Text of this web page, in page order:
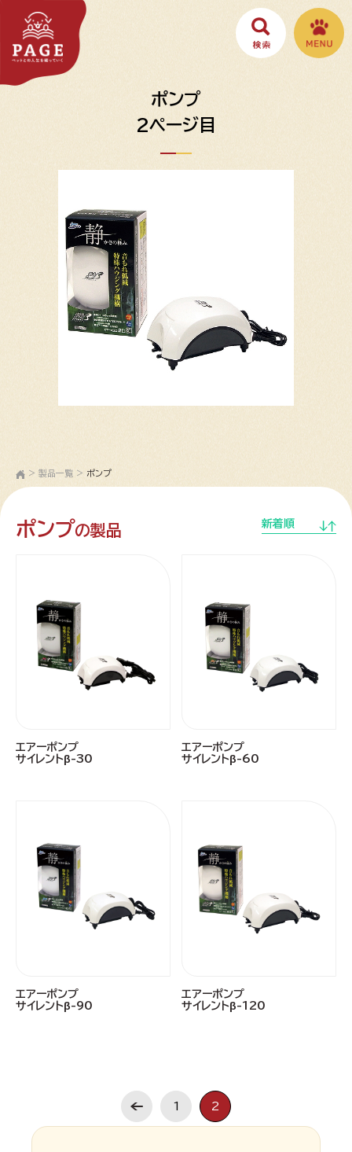
ポンプ
2ページ目
> 製品一覧 > ポンプ
ポンプの製品 新着順
エアーポンプ
サイレントβ-30
エアーポンプ
サイレントβ-60
エアーポンプ
サイレントβ-90
エアーポンプ
サイレントβ-120
1 2